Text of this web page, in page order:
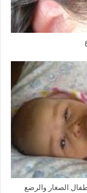
الصغار والرضع